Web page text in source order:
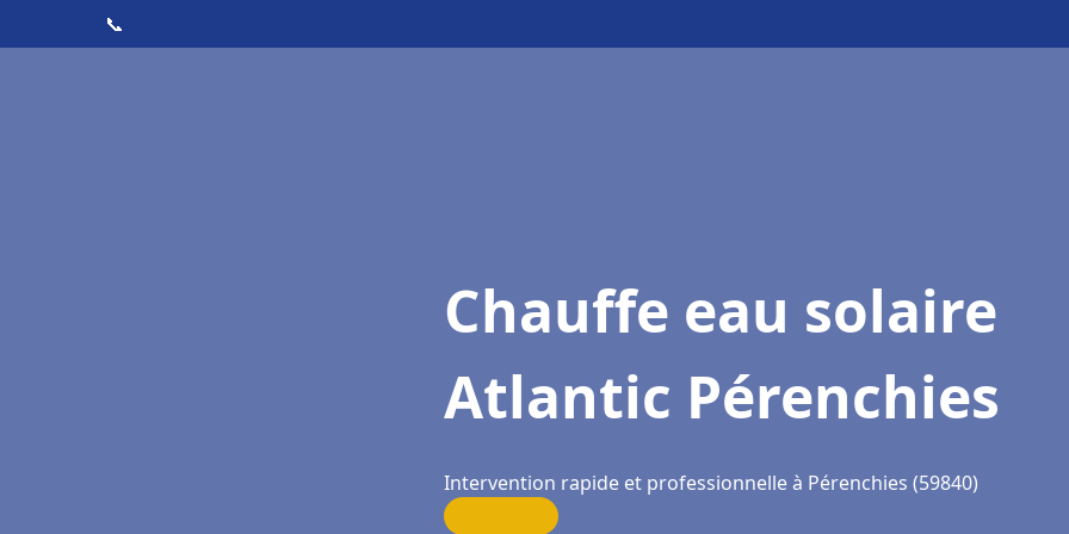
📞
Chauffe eau solaire
Atlantic Pérenchies
Intervention rapide et professionnelle à Pérenchies (59840)